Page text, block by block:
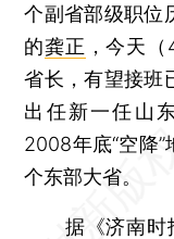
个副省部级职位
的龚正 ，今天
省长，有望接班
出任新一任山
2008年底“空降
个东部大省。
据《济南时报